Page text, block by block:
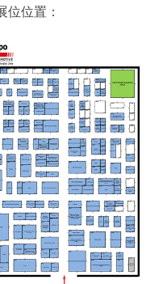
位置：